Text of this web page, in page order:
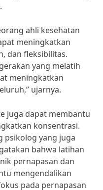
ahli kesehatan
meningkatkan
dan fleksibilitas.
yang melatih
meningkatkan
ujarnya.
juga dapat membantu
konsentrasi.
psikolog yang juga
bahwa latihan
pernapasan dan
mengendalikan
pada pernapasan